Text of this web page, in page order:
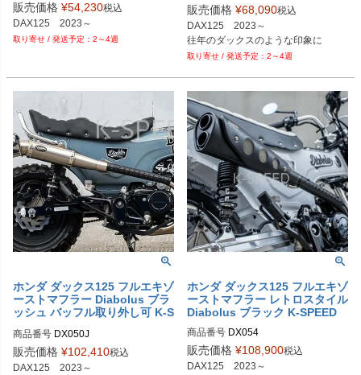
販売価格 ¥54,230税込
DAX125　2023～
2～4週
販売価格 ¥68,090税込
DAX125　2023～
往年のダックスのような印象に
2～4週
ホンダ ダックス125 フルエキゾ
ーストマフラー Diabolus ブラ
ッシュ バッフル取り外し可 K-S
商品番号 DX050J
販売価格 ¥102,410税込
DAX125　2023～
ホンダ ダックス125 フルエキゾ
ーストマフラー レトロスタイル
Diabolus ブラック K-SPEED
商品番号 DX054
販売価格 ¥108,900税込
DAX125　2023～